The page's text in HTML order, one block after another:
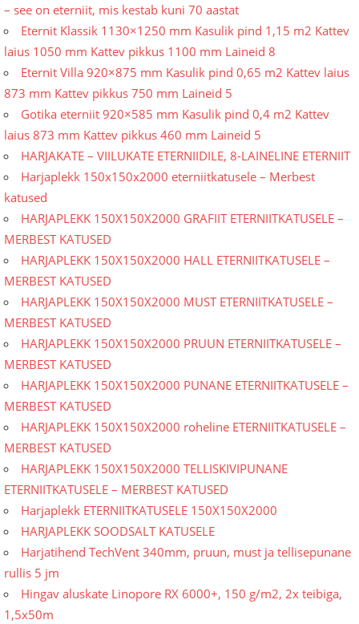
– see on eterniit, mis kestab kuni 70 aastat
Eternit Klassik 1130×1250 mm Kasulik pind 1,15 m2 Kattev
laius 1050 mm Kattev pikkus 1100 mm Laineid 8
Eternit Villa 920×875 mm Kasulik pind 0,65 m2 Kattev laius
873 mm Kattev pikkus 750 mm Laineid 5
Gotika eterniit 920×585 mm Kasulik pind 0,4 m2 Kattev
laius 873 mm Kattev pikkus 460 mm Laineid 5
HARJAKATE – VIILUKATE ETERNIIDILE, 8-LAINELINE ETERNIIT
Harjaplekk 150x150x2000 eterniitkatusele – Merbest
katused
HARJAPLEKK 150X150X2000 GRAFIIT ETERNIITKATUSELE –
MERBEST KATUSED
HARJAPLEKK 150X150X2000 HALL ETERNIITKATUSELE –
MERBEST KATUSED
HARJAPLEKK 150X150X2000 MUST ETERNIITKATUSELE –
MERBEST KATUSED
HARJAPLEKK 150X150X2000 PRUUN ETERNIITKATUSELE –
MERBEST KATUSED
HARJAPLEKK 150X150X2000 PUNANE ETERNIITKATUSELE –
MERBEST KATUSED
HARJAPLEKK 150X150X2000 roheline ETERNIITKATUSELE –
MERBEST KATUSED
HARJAPLEKK 150X150X2000 TELLISKIVIPUNANE
ETERNIITKATUSELE – MERBEST KATUSED
Harjaplekk ETERNIITKATUSELE 150X150X2000
HARJAPLEKK SOODSALT KATUSELE
Harjatihend TechVent 340mm, pruun, must ja tellisepunane
rullis 5 jm
Hingav aluskate Linopore RX 6000+, 150 g/m2, 2x teibiga,
1,5x50m